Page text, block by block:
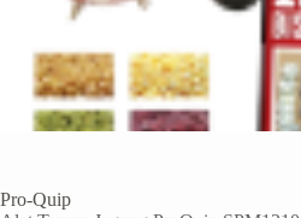
Pro-Quip